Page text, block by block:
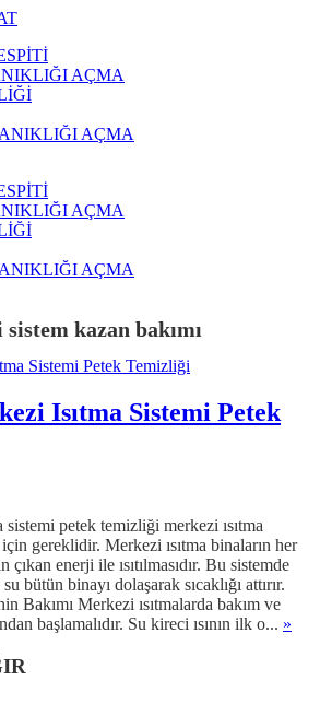
AÇMA
AÇMA
AÇMA
AÇMA
kazan bakımı
Isıtma Sistemi Petek
sistemi petek temizliği merkezi ısıtma
gereklidir. Merkezi ısıtma binaların her
çıkan enerji ile ısıtılmasıdır. Bu sistemde
bütün binayı dolaşarak sıcaklığı attırır.
Bakımı Merkezi ısıtmalarda bakım ve
başlamalıdır. Su kireci ısının ilk o... »